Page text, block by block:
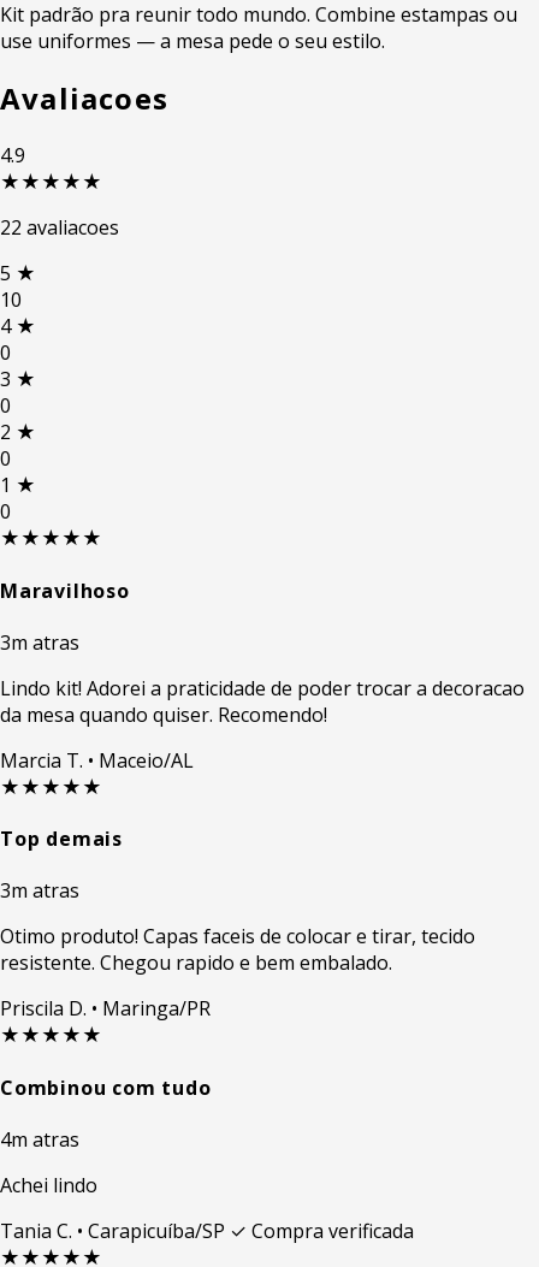
Kit padrão pra reunir todo mundo. Combine estampas ou
use uniformes — a mesa pede o seu estilo.
Avaliacoes
4.9
★★★★★
22 avaliacoes
5 ★
10
4 ★
0
3 ★
0
2 ★
0
1 ★
0
★★★★★
Maravilhoso
3m atras
Lindo kit! Adorei a praticidade de poder trocar a decoracao
da mesa quando quiser. Recomendo!
Marcia T. • Maceio/AL
★★★★★
Top demais
3m atras
Otimo produto! Capas faceis de colocar e tirar, tecido
resistente. Chegou rapido e bem embalado.
Priscila D. • Maringa/PR
★★★★★
Combinou com tudo
4m atras
Achei lindo
Tania C. • Carapicuíba/SP ✓ Compra verificada
★★★★★